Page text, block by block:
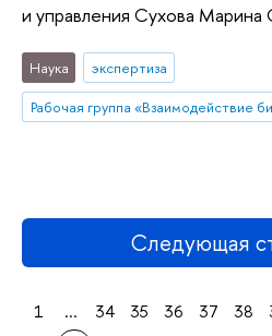
и управления Сухова Марина
Наука
экспертиза
Следующая
1 ... 34 35 36 37 38